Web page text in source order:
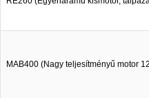
MAB400 (Nagy teljesítményű motor